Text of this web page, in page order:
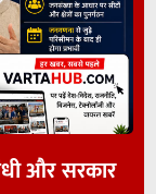
और सरकार